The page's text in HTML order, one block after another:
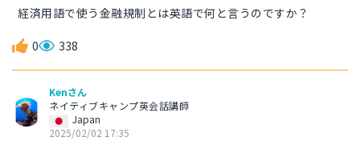
経済用語で使う金融規制とは英語で何と言うのですか？
0 338
Kenさん
ネイティブキャンプ英会話講師
Japan
2025/02/02 17:35